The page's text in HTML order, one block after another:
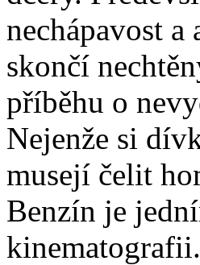
nechápavost
skončí
příběhu o
Nejenže si
musejí čelit
Benzín je
kinematografii.